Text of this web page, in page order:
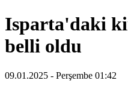
Isparta'daki
belli oldu
09.01.2025 - Perşembe 01:42